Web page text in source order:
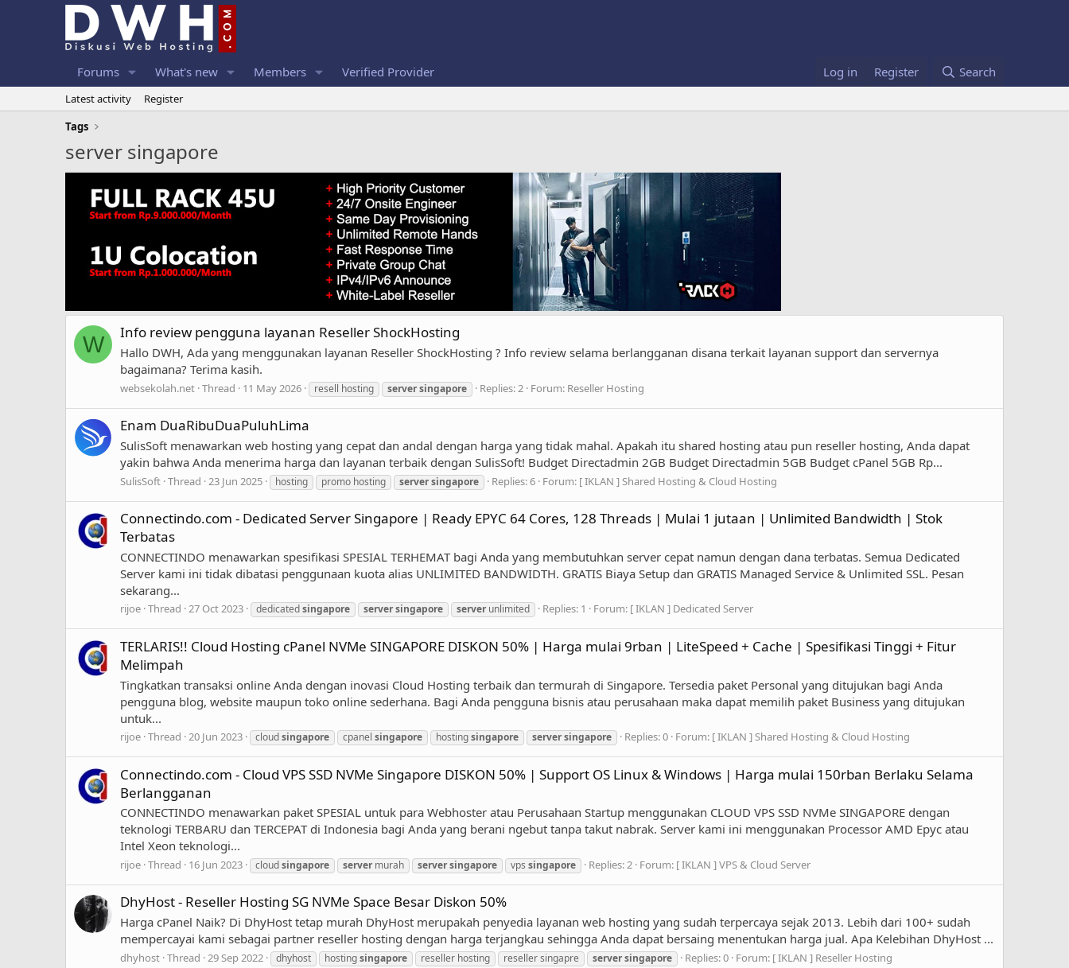
Forums What's new Members Verified Provider Log in Register Search
Latest activity
Register
Tags
server singapore
W Info review pengguna layanan Reseller ShockHosting
Hallo DWH, Ada yang menggunakan layanan Reseller ShockHosting ? Info review selama berlangganan disana terkait layanan support dan servernya
bagaimana? Terima kasih.
websekolah.net Thread 11 May 2026 resell hosting serversingapore Replies: 2 Forum: Reseller Hosting
Enam DuaRibuDuaPuluhLima
SulisSoft menawarkan web hosting yang cepat dan andal dengan harga yang tidak mahal. Apakah itu shared hosting atau pun reseller hosting, Anda dapat
yakin bahwa Anda menerima harga dan layanan terbaik dengan SulisSoft! Budget Directadmin 2GB Budget Directadmin 5GB Budget cPanel 5GB Rp...
SulisSoft Thread 23 Jun 2025 hosting promo hosting serversingapore Replies: 6 Forum: [ IKLAN ] Shared Hosting & Cloud Hosting
Connectindo.com - Dedicated Server Singapore | Ready EPYC 64 Cores, 128 Threads | Mulai 1 jutaan | Unlimited Bandwidth | Stok
Terbatas
CONNECTINDO menawarkan spesifikasi SPESIAL TERHEMAT bagi Anda yang membutuhkan server cepat namun dengan dana terbatas. Semua Dedicated
Server kami ini tidak dibatasi penggunaan kuota alias UNLIMITED BANDWIDTH. GRATIS Biaya Setup dan GRATIS Managed Service & Unlimited SSL. Pesan
sekarang...
rijoe Thread 27 Oct 2023 dedicatedsingapore serversingapore server unlimited Replies: 1 Forum: [ IKLAN ] Dedicated Server
TERLARIS!! Cloud Hosting cPanel NVMe SINGAPORE DISKON 50% | Harga mulai 9rban | LiteSpeed + Cache | Spesifikasi Tinggi + Fitur
Melimpah
Tingkatkan transaksi online Anda dengan inovasi Cloud Hosting terbaik dan termurah di Singapore. Tersedia paket Personal yang ditujukan bagi Anda
pengguna blog, website maupun toko online sederhana. Bagi Anda pengguna bisnis atau perusahaan maka dapat memilih paket Business yang ditujukan
untuk...
rijoe Thread 20 Jun 2023 cloudsingapore cpanel singapore hostingsingapore serversingapore Replies: 0 Forum: [ IKLAN ] Shared Hosting & Cloud Hosting
Connectindo.com - Cloud VPS SSD NVMe Singapore DISKON 50% | Support OS Linux & Windows | Harga mulai 150rban Berlaku Selama
Berlangganan
CONNECTINDO menawarkan paket SPESIAL untuk para Webhoster atau Perusahaan Startup menggunakan CLOUD VPS SSD NVMe SINGAPORE dengan
teknologi TERBARU dan TERCEPAT di Indonesia bagi Anda yang berani ngebut tanpa takut nabrak. Server kami ini menggunakan Processor AMD Epyc atau
Intel Xeon teknologi...
rijoe Thread 16 Jun 2023 cloudsingapore server murah serversingapore vps singapore Replies: 2 Forum: [ IKLAN ] VPS & Cloud Server
DhyHost - Reseller Hosting SG NVMe Space Besar Diskon 50%
Harga cPanel Naik? Di DhyHost tetap murah DhyHost merupakah penyedia layanan web hosting yang sudah terpercaya sejak 2013. Lebih dari 100+ sudah
mempercayai kami sebagai partner reseller hosting dengan harga terjangkau sehingga Anda dapat bersaing menentukan harga jual. Apa Kelebihan DhyHost ...
dhyhost Thread 29 Sep 2022 dhyhost hostingsingapore reseller hosting reseller singapre serversingapore Replies: 0 Forum: [ IKLAN ] Reseller Hosting